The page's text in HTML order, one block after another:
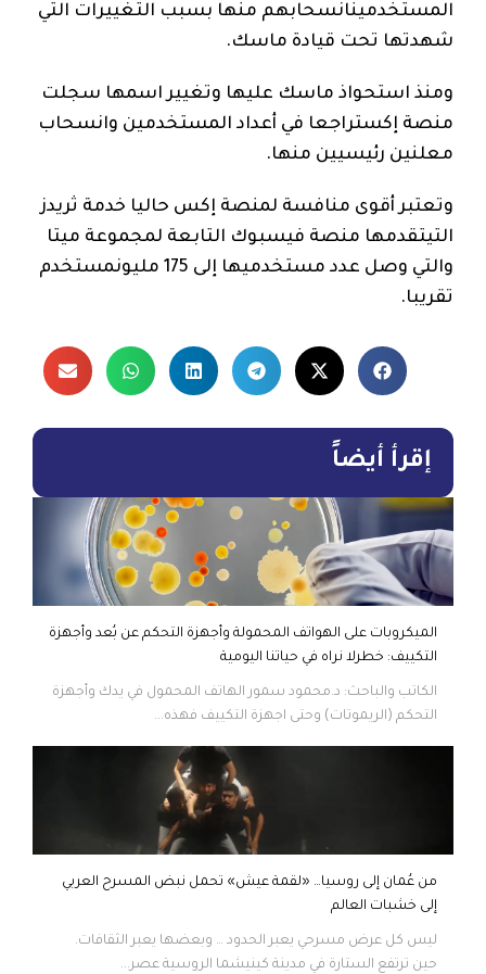
المستخدمينانسحابهم منها بسبب التغييرات التي
شهدتها تحت قيادة ماسك.
ومنذ استحواذ ماسك عليها وتغيير اسمها سجلت
منصة إكستراجعا في أعداد المستخدمين وانسحاب
معلنين رئيسيين منها.
وتعتبر أقوى منافسة لمنصة إكس حاليا خدمة ثريدز
التيتقدمها منصة فيسبوك التابعة لمجموعة ميتا
والتي وصل عدد مستخدميها إلى 175 مليونمستخدم
تقريبا.
إقرأ أيضاً
الميكروبات على الهواتف المحمولة وأجهزة التحكم عن بُعد وأجهزة
التكييف: خطرلا نراه في حياتنا اليومية
الكاتب والباحث: د.محمود سمور الهاتف المحمول في يدك وأجهزة
التحكم (الريموتات) وحتى اجهزة التكييف فهذه...
من عُمان إلى روسيا… «لقمة عيش» تحمل نبض المسرح العربي
إلى خشبات العالم
ليس كل عرض مسرحي يعبر الحدود … وبعضها يعبر الثقافات.
حين ترتفع الستارة في مدينة كينيشما الروسية عصر...